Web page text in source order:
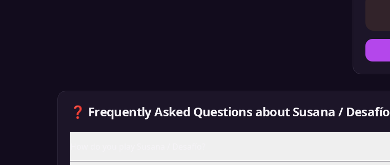
❓ Frequently Asked Questions aboutSusana / Desafío